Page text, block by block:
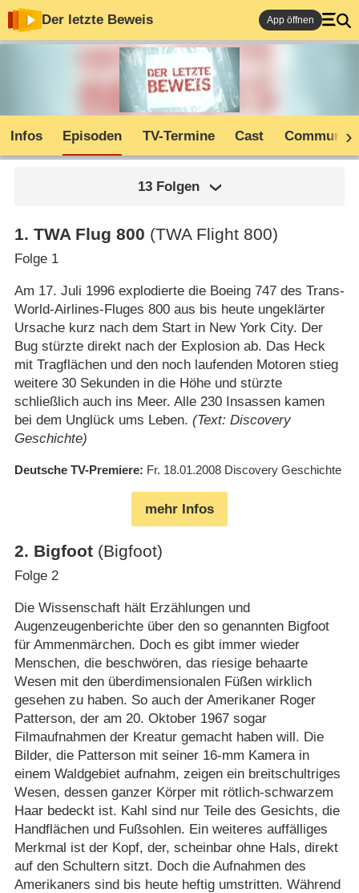
Der letzte Beweis App öffnen
Infos Episoden TV-Termine Cast Community
13 Folgen
1. TWA Flug 800 (TWA Flight 800)
Folge 1
Am 17. Juli 1996 explodierte die Boeing 747 des Trans-
World-Airlines-Fluges 800 aus bis heute ungeklärter
Ursache kurz nach dem Start in New York City. Der
Bug stürzte direkt nach der Explosion ab. Das Heck
mit Tragflächen und den noch laufenden Motoren stieg
weitere 30 Sekunden in die Höhe und stürzte
schließlich auch ins Meer. Alle 230 Insassen kamen
bei dem Unglück ums Leben. (Text: Discovery
Geschichte)
Deutsche TV-Premiere Fr. 18.01.2008 Discovery Geschichte
mehr Infos
2. Bigfoot (Bigfoot)
Folge 2
Die Wissenschaft hält Erzählungen und
Augenzeugenberichte über den so genannten Bigfoot
für Ammenmärchen. Doch es gibt immer wieder
Menschen, die beschwören, das riesige behaarte
Wesen mit den überdimensionalen Füßen wirklich
gesehen zu haben. So auch der Amerikaner Roger
Patterson, der am 20. Oktober 1967 sogar
Filmaufnahmen der Kreatur gemacht haben will. Die
Bilder, die Patterson mit seiner 16-mm Kamera in
einem Waldgebiet aufnahm, zeigen ein breitschultriges
Wesen, dessen ganzer Körper mit rötlich-schwarzem
Haar bedeckt ist. Kahl sind nur Teile des Gesichts, die
Handflächen und Fußsohlen. Ein weiteres auffälliges
Merkmal ist der Kopf, der, scheinbar ohne Hals, direkt
auf den Schultern sitzt. Doch die Aufnahmen des
Amerikaners sind bis heute heftig umstritten. Während